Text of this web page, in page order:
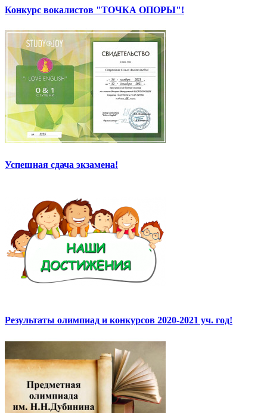
Конкурс вокалистов "ТОЧКА ОПОРЫ"!
Успешная сдача экзамена!
Результаты олимпиад и конкурсов 2020-2021 уч. год!